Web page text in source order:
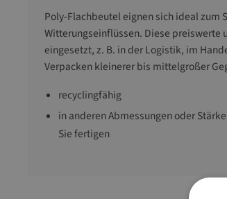
Poly-Flachbeutel eignen sich ideal zum
Witterungseinflüssen. Diese preiswerte
eingesetzt, z. B. in der Logistik, im
Verpacken kleinerer bis mittelgroßer
recyclingfähig
in anderen Abmessungen oder
Sie fertigen